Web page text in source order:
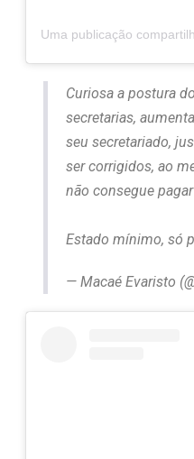
Curiosa a postura
secretarias,
seu secretariado,
ser corrigidos, ao
não consegue
Estado mínimo, só
— Macaé Evaristo